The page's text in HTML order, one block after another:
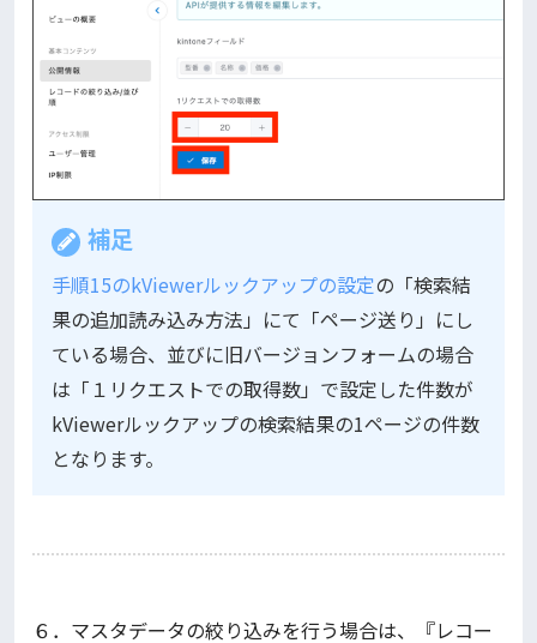
補足
手順15のkViewerルックアップの設定の「検索結
果の追加読み込み方法」にて「ページ送り」にし
ている場合、並びに旧バージョンフォームの場合
は「１リクエストでの取得数」で設定した件数が
kViewerルックアップの検索結果の1ページの件数
となります。
６．マスタデータの絞り込みを行う場合は、『レコー